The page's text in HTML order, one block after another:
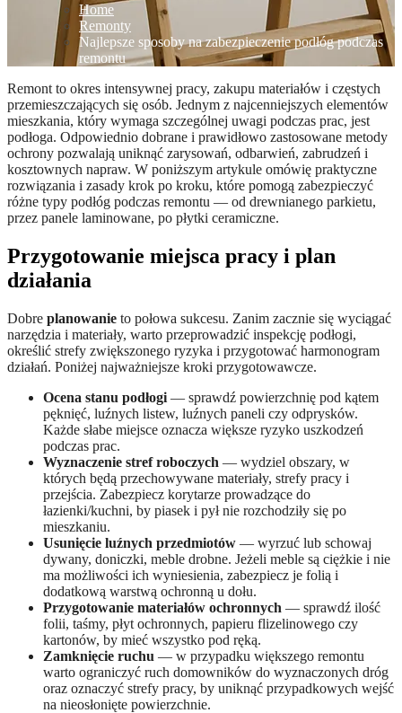
Home
Remonty
Najlepsze sposoby na zabezpieczenie podłóg podczas
remontu
Remont to okres intensywnej pracy, zakupu materiałów i częstych
przemieszczających się osób. Jednym z najcenniejszych elementów
mieszkania, który wymaga szczególnej uwagi podczas prac, jest
podłoga. Odpowiednio dobrane i prawidłowo zastosowane metody
ochrony pozwalają uniknąć zarysowań, odbarwień, zabrudzeń i
kosztownych napraw. W poniższym artykule omówię praktyczne
rozwiązania i zasady krok po kroku, które pomogą zabezpieczyć
różne typy podłóg podczas remontu — od drewnianego parkietu,
przez panele laminowane, po płytki ceramiczne.
Przygotowanie miejsca pracy i plan
działania
Dobre planowanie to połowa sukcesu. Zanim zacznie się wyciągać
narzędzia i materiały, warto przeprowadzić inspekcję podłogi,
określić strefy zwiększonego ryzyka i przygotować harmonogram
działań. Poniżej najważniejsze kroki przygotowawcze.
Ocena stanu podłogi — sprawdź powierzchnię pod kątem
pęknięć, luźnych listew, luźnych paneli czy odprysków.
Każde słabe miejsce oznacza większe ryzyko uszkodzeń
podczas prac.
Wyznaczenie stref roboczych — wydziel obszary, w
których będą przechowywane materiały, strefy pracy i
przejścia. Zabezpiecz korytarze prowadzące do
łazienki/kuchni, by piasek i pył nie rozchodziły się po
mieszkaniu.
Usunięcie luźnych przedmiotów — wyrzuć lub schowaj
dywany, doniczki, meble drobne. Jeżeli meble są ciężkie i nie
ma możliwości ich wyniesienia, zabezpiecz je folią i
dodatkową warstwą ochronną u dołu.
Przygotowanie materiałów ochronnych — sprawdź ilość
folii, taśmy, płyt ochronnych, papieru flizelinowego czy
kartonów, by mieć wszystko pod ręką.
Zamknięcie ruchu — w przypadku większego remontu
warto ograniczyć ruch domowników do wyznaczonych dróg
oraz oznaczyć strefy pracy, by uniknąć przypadkowych wejść
na nieosłonięte powierzchnie.